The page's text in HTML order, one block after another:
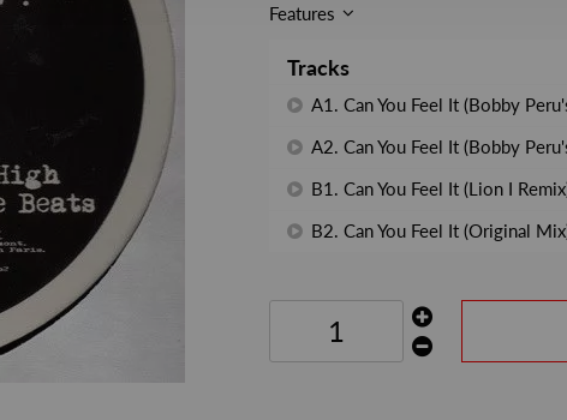
Features
Tracks
A1. Can You Feel It (Bobby
A2. Can You Feel It (Bobby
B1. Can You Feel It (Lion I
B2. Can You Feel It (Original